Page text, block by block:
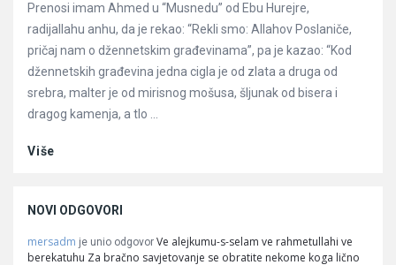
Prenosi imam Ahmed u “Musnedu” od Ebu Hurejre,
radijallahu anhu, da je rekao: “Rekli smo: Allahov Poslaniče,
pričaj nam o džennetskim građevinama”, pa je kazao: “Kod
džennetskih građevina jedna cigla je od zlata a druga od
srebra, malter je od mirisnog mošusa, šljunak od bisera i
dragog kamenja, a tlo ...
Više
NOVI ODGOVORI
mersadm je unio odgovor Ve alejkumu-s-selam ve rahmetullahi ve
berekatuhu Za bračno savjetovanje se obratite nekome koga lično